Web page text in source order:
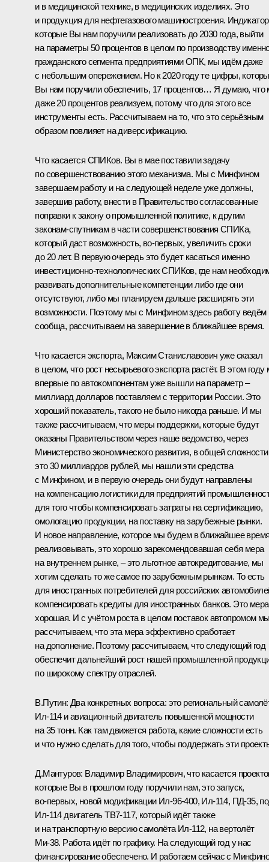
и в медицинской технике, в медицинских изделиях. Это
и продукция для нефтегазового машиностроения.
которые Вы нам поручили реализовать до 2030 года, выйти
на параметры 50 процентов в целом по производству
гражданского сегмента предприятиями ОПК, мы идём даже
с небольшим опережением. Но к 2020 году те цифры,
Вы нам поручили обеспечить, 17 процентов… Я думаю, что
даже 20 процентов реализуем, потому что для этого все
инструменты есть. Рассчитываем на то, что это серьёзным
образом повлияет на диверсификацию.
Что касается СПИКов. Вы в мае поставили задачу
по совершенствованию этого механизма. Мы с Минфином
завершаем работу и на следующей неделе уже должны,
завершив работу, внести в Правительство согласованные
поправки к закону о промышленной политике, к другим
законам-спутникам в части совершенствования СПИКа,
который даст возможность, во-первых, увеличить сроки
до 20 лет. В первую очередь это будет касаться именно
инвестиционно-технологических СПИКов, где нам
развивать дополнительные компетенции либо где они
отсутствуют, либо мы планируем дальше расширять эти
возможности. Поэтому мы с Минфином здесь работу ведём
сообща, рассчитываем на завершение в ближайшее время.
Что касается экспорта, Максим Станиславович уже сказал
в целом, что рост несырьевого экспорта растёт. В этом
впервые по автокомпонентам уже вышли на параметр –
миллиард долларов поставляем с территории России. Это
хороший показатель, такого не было никогда раньше. И мы
также рассчитываем, что меры поддержки, которые будут
оказаны Правительством через наше ведомство, через
Министерство экономического развития, в общей сложности
это 30 миллиардов рублей, мы нашли эти средства
с Минфином, и в первую очередь они будут направлены
на компенсацию логистики для предприятий
для того чтобы компенсировать затраты на сертификацию,
омологацию продукции, на поставку на зарубежные рынки.
И новое направление, которое мы будем в ближайшее
реализовывать, это хорошо зарекомендовавшая себя мера
на внутреннем рынке, – это льготное автокредитование, мы
хотим сделать то же самое по зарубежным рынкам. То есть
для иностранных потребителей для российских
компенсировать кредиты для иностранных банков. Это мера
хорошая. И с учётом роста в целом поставок автопромом
рассчитываем, что эта мера эффективно сработает
на дополнение. Поэтому рассчитываем, что следующий год
обеспечит дальнейший рост нашей промышленной
по широкому спектру отраслей.
В.Путин: Два конкретных вопроса: это региональный
Ил‑114 и авиационный двигатель повышенной мощности
на 35 тонн. Как там движется работа, какие сложности есть
и что нужно сделать для того, чтобы поддержать эти
Д.Мантуров: Владимир Владимирович, что касается
которые Вы в прошлом году поручили нам, это запуск,
во‑первых, новой модификации Ил‑96‑400, Ил‑114, ПД‑35,
Ил‑114 двигатель ТВ7‑117, который идёт также
и на транспортную версию самолёта Ил‑112, на вертолёт
Ми‑38. Работа идёт по графику. На следующий год у нас
финансирование обеспечено. И работаем сейчас с